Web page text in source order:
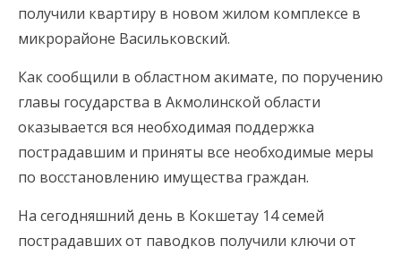
получили квартиру в новом жилом комплексе в
микрорайоне Васильковский.
Как сообщили в областном акимате, по поручению
главы государства в Акмолинской области
оказывается вся необходимая поддержка
пострадавшим и приняты все необходимые меры
по восстановлению имущества граждан.
На сегодняшний день в Кокшетау 14 семей
пострадавших от паводков получили ключи от